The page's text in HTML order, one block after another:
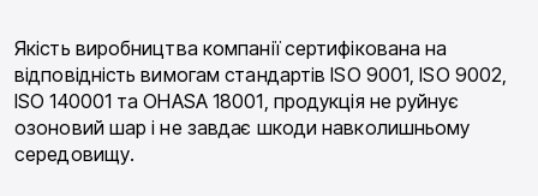
Якість виробництва компанії сертифікована на
відповідність вимогам стандартів ISO 9001, ISO 9002,
ISO 140001 та OHASA 18001, продукція не руйнує
озоновий шар і не завдає шкоди навколишньому
середовищу.